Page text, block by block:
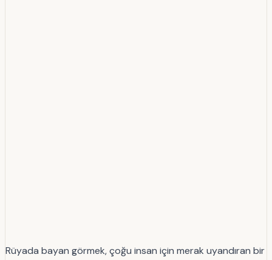
Rüyada bayan görmek, çoğu insan için merak uyandıran bir